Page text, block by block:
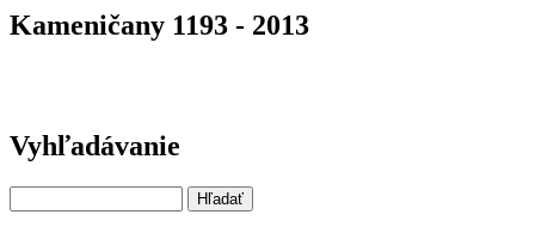
Kameničany 1193 - 2013
Vyhľadávanie